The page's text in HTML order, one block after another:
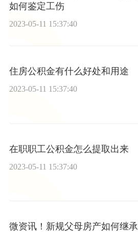
如何鉴定工伤
2023-05-11 15:37:40
住房公积金有什么好处和用途
2023-05-11 15:37:40
在职职工公积金怎么提取出来
2023-05-11 15:37:40
微资讯！新规父母房产如何继承